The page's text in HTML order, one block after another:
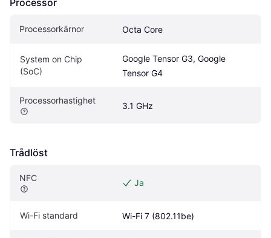
Processorkärnor Octa Core
System on Chip
(SoC)
Google Tensor G3, Google
Tensor G4
Processorhastighet
3.1 GHz
Trådlöst
NFC Ja
Wi-Fi standard Wi-Fi 7 (802.11be)